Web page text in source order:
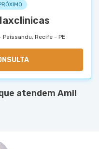
Paissandu, Recife - PE
atendem Amil